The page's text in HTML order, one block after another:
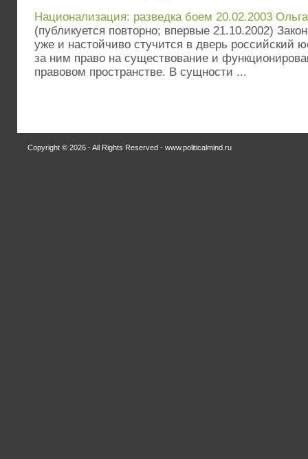
Национализация: разведка боем 20.02.2003
(публикуется повторно; впервые 21.10.2002)
уже и настойчиво стучится в дверь российский
за ним право на существование и
правовом пространстве. В сущности ...
Copyright © 2026 - All Rights Reserved - www.politicalmind.ru